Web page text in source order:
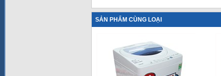
SẢN PHẨM CÙNG LOẠI